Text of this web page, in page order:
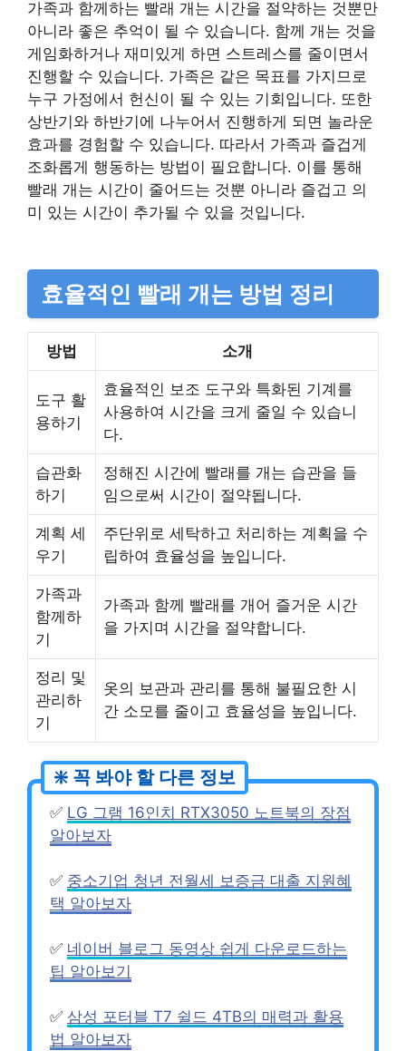
가족과 함께하는 빨래 개는 시간을 절약하는 것뿐만
아니라 좋은 추억이 될 수 있습니다. 함께 개는 것을
게임화하거나 재미있게 하면 스트레스를 줄이면서
진행할 수 있습니다. 가족은 같은 목표를 가지므로
누구 가정에서 헌신이 될 수 있는 기회입니다. 또한
상반기와 하반기에 나누어서 진행하게 되면 놀라운
효과를 경험할 수 있습니다. 따라서 가족과 즐겁게
조화롭게 행동하는 방법이 필요합니다. 이를 통해
빨래 개는 시간이 줄어드는 것뿐 아니라 즐겁고 의
미 있는 시간이 추가될 수 있을 것입니다.
효율적인 빨래 개는 방법 정리
방법 소개
도구 활
용하기
효율적인 보조 도구와 특화된 기계를
사용하여 시간을 크게 줄일 수 있습니
다.
습관화
하기
정해진 시간에 빨래를 개는 습관을 들
임으로써 시간이 절약됩니다.
계획 세
우기
주단위로 세탁하고 처리하는 계획을 수
립하여 효율성을 높입니다.
가족과
함께하
기
가족과 함께 빨래를 개어 즐거운 시간
을 가지며 시간을 절약합니다.
정리 및
관리하
기
옷의 보관과 관리를 통해 불필요한 시
간 소모를 줄이고 효율성을 높입니다.
✅ LG 그램 16인치 RTX3050 노트북의 장점
알아보자
✅ 중소기업 청년 전월세 보증금 대출 지원혜
택 알아보자
✅ 네이버 블로그 동영상 쉽게 다운로드하는
팁 알아보기
✅ 삼성 포터블 T7 쉴드 4TB의 매력과 활용
법 알아보자